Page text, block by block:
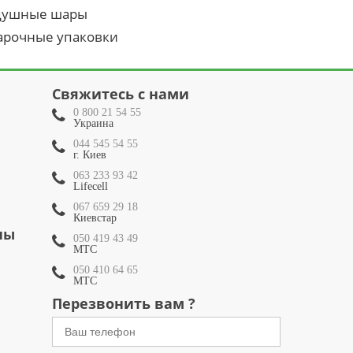
шары
упаковки
Свяжитесь с нами
0 800 21 54 55
Украина
044 545 54 55
г. Киев
063 233 93 42
Lifecell
067 659 29 18
Киевстар
050 419 43 49
МТС
050 410 64 65
МТС
Перезвонить вам ?